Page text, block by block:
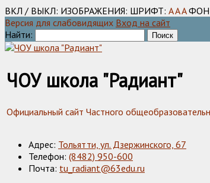
ВКЛ / ВЫКЛ: ИЗОБРАЖЕНИЯ: ШРИФТ: AAA
Версия для слабовидящих Вход на сайт
Найти:
ЧОУ школа "Радиант"
Официальный сайт Частного
Адрес: Тольятти, ул. Дзержинского, 67
Телефон: (8482) 950-600
Почта: tu_radiant@63edu.ru